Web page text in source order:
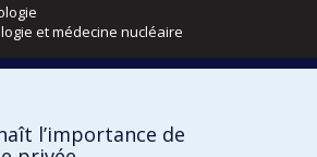
et médecine nucléaire
de l’activité physique
l’importance de